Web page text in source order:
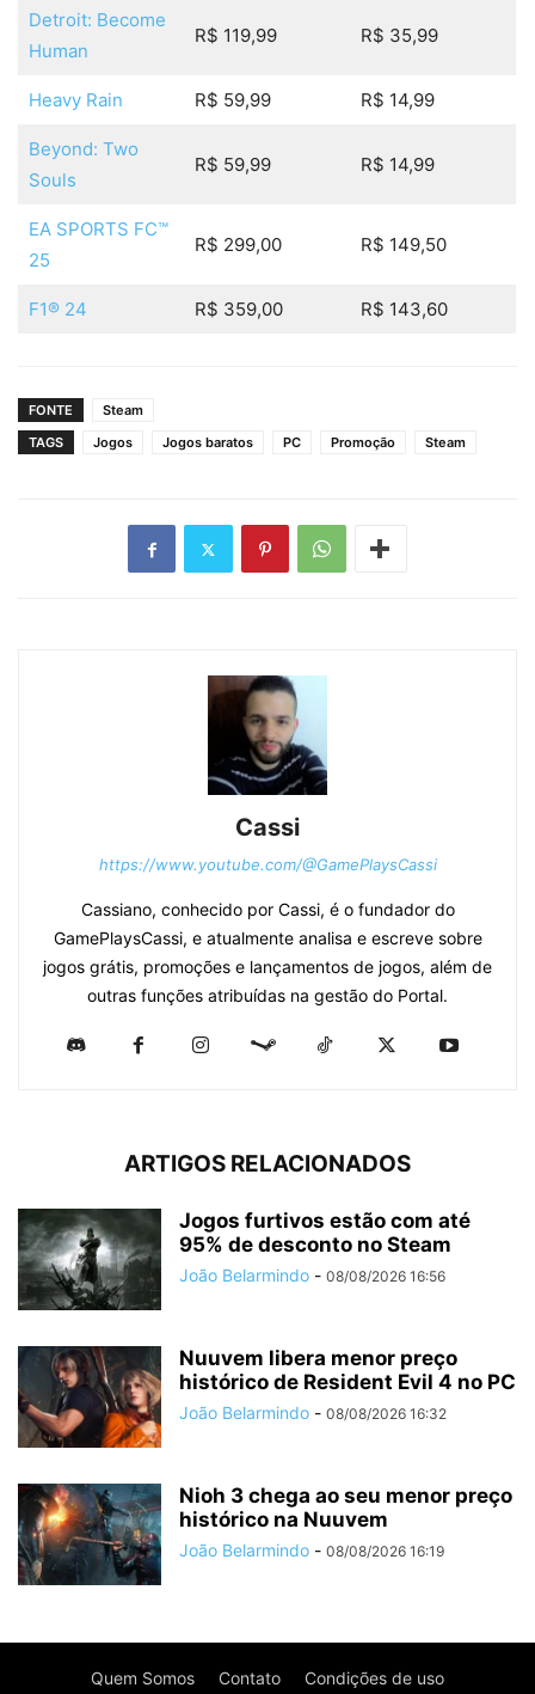
Detroit: Become
Human
R$ 119,99 R$ 35,99
Heavy Rain R$ 59,99 R$ 14,99
Beyond: Two
Souls
R$ 59,99 R$ 14,99
EA SPORTS FC™
25
R$ 299,00 R$ 149,50
F1® 24 R$ 359,00 R$ 143,60
FONTE
Steam
TAGS
Jogos Jogos baratos PC Promoção Steam
Cassi
https://www.youtube.com/@GamePlaysCassi
Cassiano, conhecido por Cassi, é o fundador do
GamePlaysCassi, e atualmente analisa e escreve sobre
jogos grátis, promoções e lançamentos de jogos, além de
outras funções atribuídas na gestão do Portal.
ARTIGOS RELACIONADOS
Jogos furtivos estão com até
95% de desconto no Steam
João Belarmindo - 08/08/2026 16:56
Nuuvem libera menor preço
histórico de Resident Evil 4 no PC
João Belarmindo - 08/08/2026 16:32
Nioh 3 chega ao seu menor preço
histórico na Nuuvem
João Belarmindo - 08/08/2026 16:19
Quem Somos Contato Condições de uso